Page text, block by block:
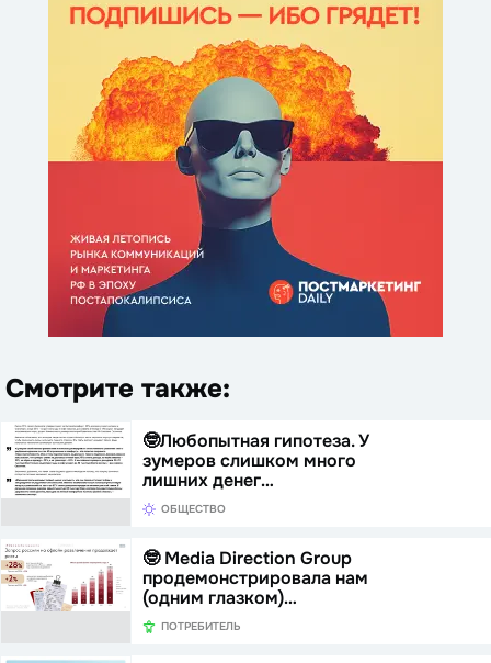
Смотрите также:
🤓Любопытная гипотеза. У
зумеров слишком много
лишних денег…
ОБЩЕСТВО
🤓 Media Direction Group
продемонстрировала нам
(одним глазком)…
ПОТРЕБИТЕЛЬ